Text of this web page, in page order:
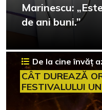
Marinescu:
de ani buni.”
De la cine învăț
CÂT DUREAZĂ
FESTIVALULUI